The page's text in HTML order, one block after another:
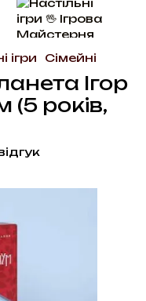
ігри Сімейні
Ігор
років,